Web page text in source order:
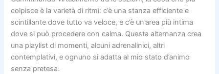
colpisce è la varietà di ritmi: c’è una stanza efficiente e
scintillante dove tutto va veloce, e c’è un’area più intima
dove si può procedere con calma. Questa alternanza crea
una playlist di momenti, alcuni adrenalinici, altri
contemplativi, e ognuno si adatta al mio stato d’animo
senza pretesa.